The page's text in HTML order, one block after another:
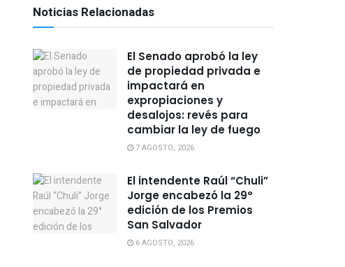
Noticias Relacionadas
El Senado aprobó la ley
de propiedad privada e
impactará en
expropiaciones y
desalojos: revés para
cambiar la ley de fuego
7 AGOSTO, 2026
El intendente Raúl “Chuli”
Jorge encabezó la 29°
edición de los Premios
San Salvador
6 AGOSTO, 2026